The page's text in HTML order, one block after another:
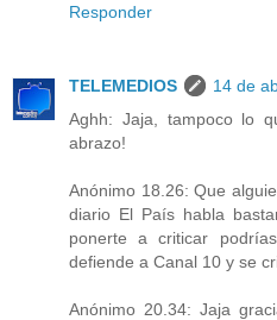
Responder
TELEMEDIOS
14 de
Aghh: Jaja, tampoco lo
abrazo!
Anónimo 18.26: Que
diario El País habla
ponerte a criticar
defiende a Canal 10 y se
Anónimo 20.34: Jaja